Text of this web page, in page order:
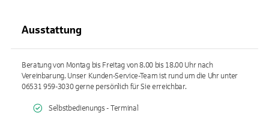
Ausstattung
Beratung von Montag bis Freitag von 8.00 bis 18.00 Uhr nach
Vereinbarung. Unser Kunden-Service-Team ist rund um die Uhr unter
06531 959-3030 gerne persönlich für Sie erreichbar.
Selbstbedienungs - Terminal